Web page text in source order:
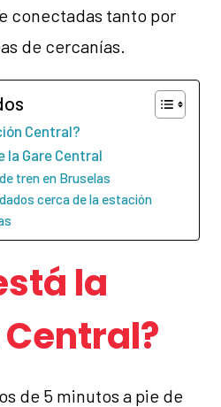
conectadas tanto por
de cercanías.
Central?
Gare Central
tren en Bruselas
cerca de la estación
la
de 5 minutos a pie de